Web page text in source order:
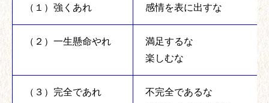
（１）強くあれ 感情を表に出すな
（２）一生懸命やれ
満足するな
楽しむな
（３）完全であれ
不完全であるな